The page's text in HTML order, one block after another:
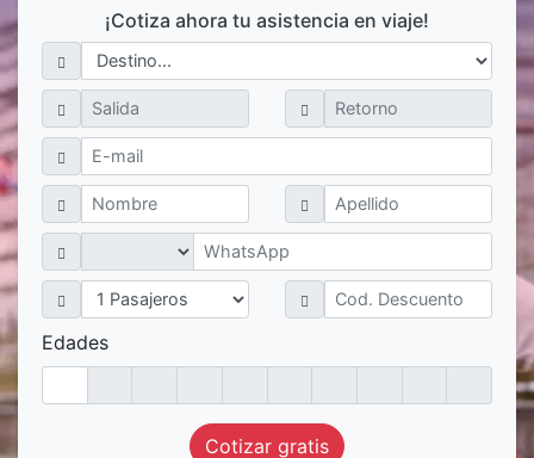
¡Cotiza ahora tu asistencia en viaje!
Edades
Cotizar gratis